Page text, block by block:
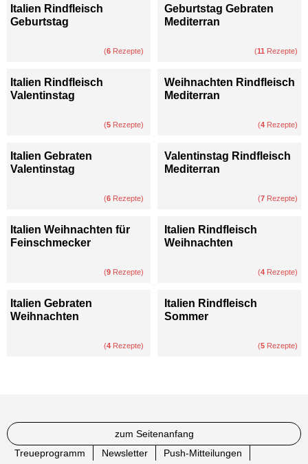
Italien Rindfleisch
Geburtstag
(6 Rezepte)
Geburtstag Gebraten
Mediterran
(11 Rezepte)
Italien Rindfleisch
Valentinstag
(5 Rezepte)
Weihnachten Rindfleisch
Mediterran
(4 Rezepte)
Italien Gebraten
Valentinstag
(6 Rezepte)
Valentinstag Rindfleisch
Mediterran
(7 Rezepte)
Italien Weihnachten für
Feinschmecker
(9 Rezepte)
Italien Rindfleisch
Weihnachten
(4 Rezepte)
Italien Gebraten
Weihnachten
(4 Rezepte)
Italien Rindfleisch
Sommer
(5 Rezepte)
zum Seitenanfang
Treueprogramm
Newsletter
Push-Mitteilungen